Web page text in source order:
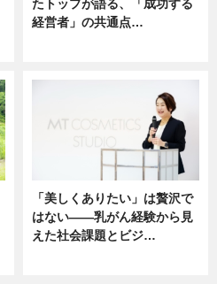
たトップが語る、「成功する
経営者」の共通点…
「美しくありたい」は贅沢で
はない――乳がん経験から見
えた社会課題とビジ…